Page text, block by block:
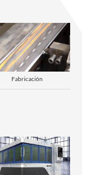
Fabricación